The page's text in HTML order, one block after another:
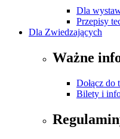
Dla
Przepisy
Dla Zwiedzających
Ważne
Dołącz do
Bilety i